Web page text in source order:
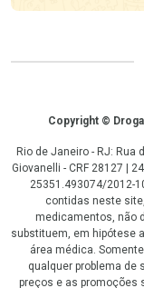
CopyrightCopyright ©
Rio de Janeiro - RJ: Rua
Giovanelli - CRF 28127 |
25351.493074/2012-
contidas neste
medicamentos, não
substituem, em hipótese
área médica.
qualquer problema de
preços e as promoções